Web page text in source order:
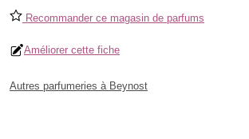
Recommander ce magasin de parfums
Améliorer cette fiche
Autres parfumeries à Beynost